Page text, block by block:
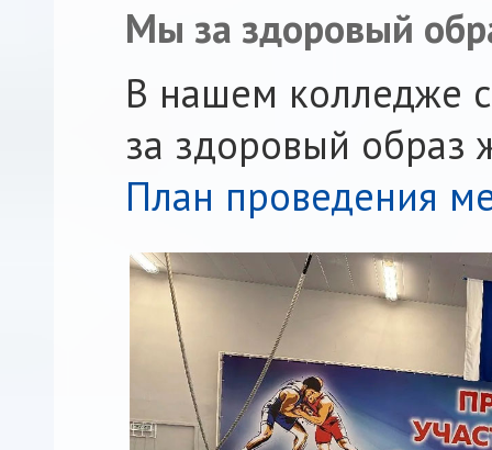
Мы за здоровый
В нашем колледже
за здоровый образ
План проведения